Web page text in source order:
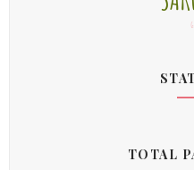
TOTAL